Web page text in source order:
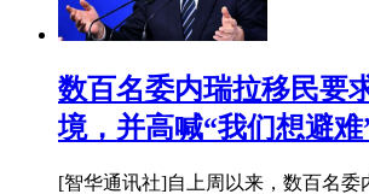
数百名委内瑞拉移民要
境，并高喊“我们想避难
[智华通讯社]自上周以来，数百名委